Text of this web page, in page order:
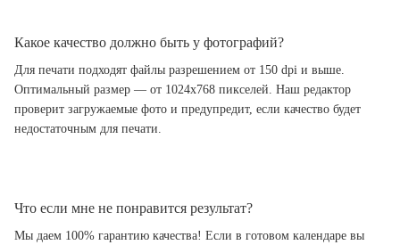
Какое качество должно быть у фотографий?
Для печати подходят файлы разрешением от 150 dpi и выше.
Оптимальный размер — от 1024x768 пикселей. Наш редактор
проверит загружаемые фото и предупредит, если качество будет
недостаточным для печати.
Что если мне не понравится результат?
Мы даем 100% гарантию качества! Если в готовом календаре вы